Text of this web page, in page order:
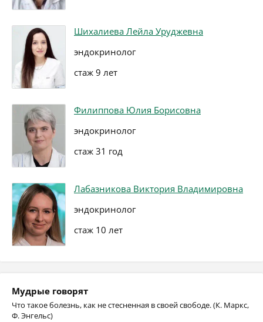
Шихалиева Лейла Уруджевна
эндокринолог
стаж 9 лет
Филиппова Юлия Борисовна
эндокринолог
стаж 31 год
Лабазникова Виктория Владимировна
эндокринолог
стаж 10 лет
Мудрые говорят
Что такое болезнь, как не стесненная в своей свободе. (К. Маркс,
Ф. Энгельс)